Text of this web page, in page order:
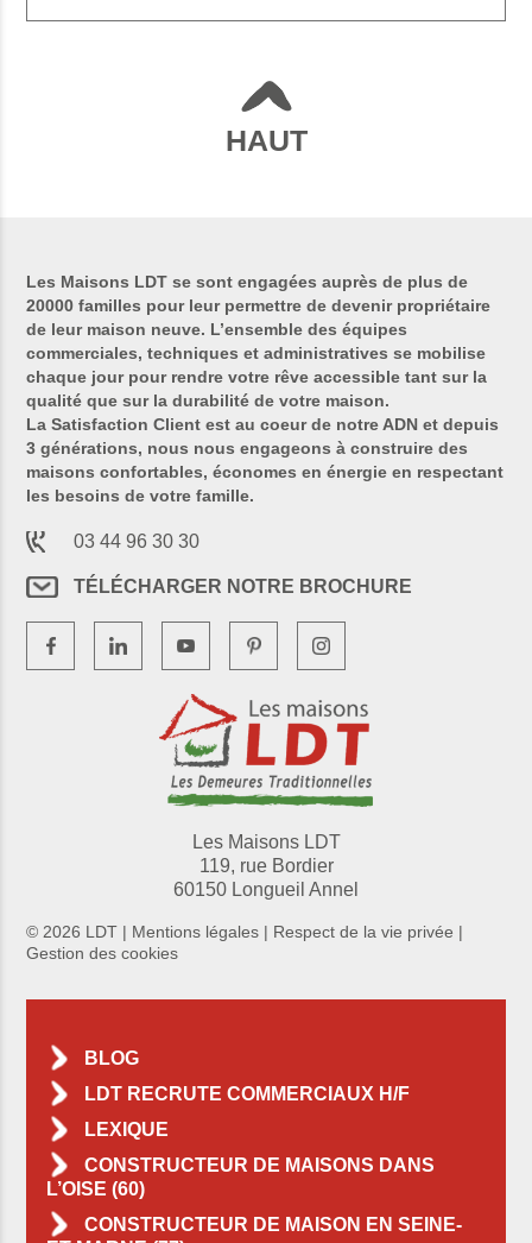
HAUT
Les Maisons LDT se sont engagées auprès de plus de
20000 familles pour leur permettre de devenir propriétaire
de leur maison neuve. L’ensemble des équipes
commerciales, techniques et administratives se mobilise
chaque jour pour rendre votre rêve accessible tant sur la
qualité que sur la durabilité de votre maison.
La Satisfaction Client est au coeur de notre ADN et depuis
3 générations, nous nous engageons à construire des
maisons confortables, économes en énergie en respectant
les besoins de votre famille.
03 44 96 30 30
TÉLÉCHARGER NOTRE BROCHURE
Les Maisons LDT
119, rue Bordier
60150 Longueil Annel
© 2026 LDT | Mentions légales | Respect de la vie privée |
Gestion des cookies
BLOG
LDT RECRUTE COMMERCIAUX H/F
LEXIQUE
CONSTRUCTEUR DE MAISONS DANS
L’OISE (60)
CONSTRUCTEUR DE MAISON EN SEINE-